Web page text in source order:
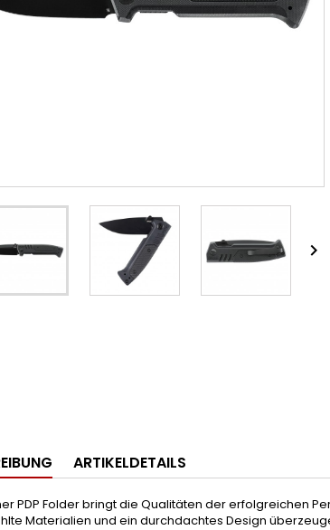

ARTIKELDETAILS
PDP Folder bringt die Qualitäten der erfolgreichen
Materialien und ein durchdachtes Design